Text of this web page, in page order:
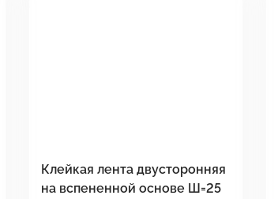
Клейкая лента двусторонняя
на вспененной основе Ш=25